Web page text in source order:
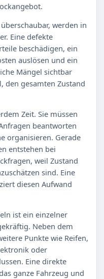
werden in
Eine defekte
beschädigen, ein
auslösen und ein
Mängel sichtbar
den gesamten Zustand
Zeit. Sie müssen
beantworten
organisieren. Gerade
entstehen bei
weil Zustand
sind. Eine
diesen Aufwand
ist ein einzelner
Neben dem
Punkte wie Reifen,
oder
Eine direkte
ganze Fahrzeug und